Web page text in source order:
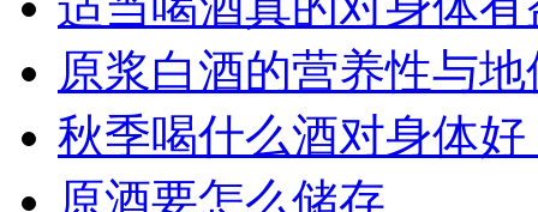
原浆白酒的营养性与
秋季喝什么酒对身体好
原酒要怎么储存